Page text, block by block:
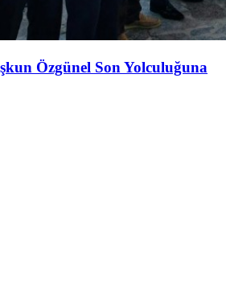
Özgünel Son Yolculuğuna